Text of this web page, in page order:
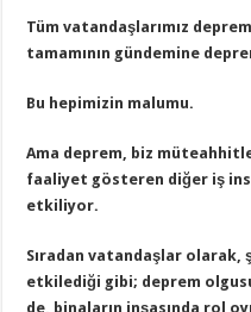
Tüm vatandaşlarımız
tamamının gündemine
Bu hepimizin malumu.
Ama deprem, biz
faaliyet gösteren diğer iş
etkiliyor.
Sıradan vatandaşlar olarak,
etkilediği gibi; deprem
de, binaların inşasında rol